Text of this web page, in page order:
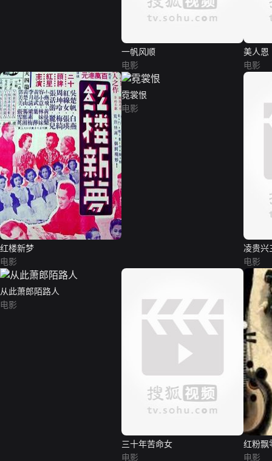
一帆风顺
电影
美人恩
电影
红楼新梦
电影
霓裳恨
电影
凌贵兴
电影
从此萧郎陌路人
电影
三十年苦命女
电影
红粉飘
电影